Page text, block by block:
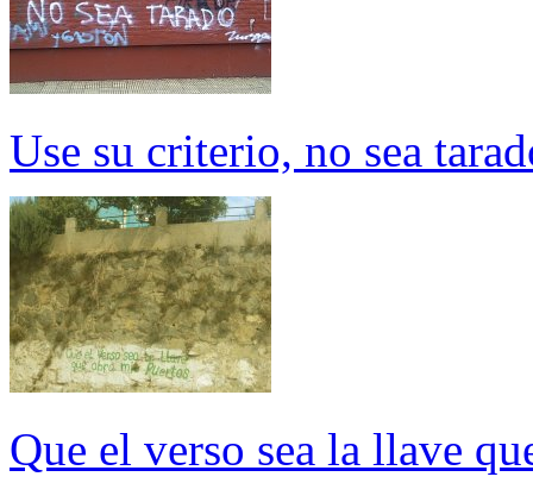
Use su criterio, no sea
Que el verso sea la llave